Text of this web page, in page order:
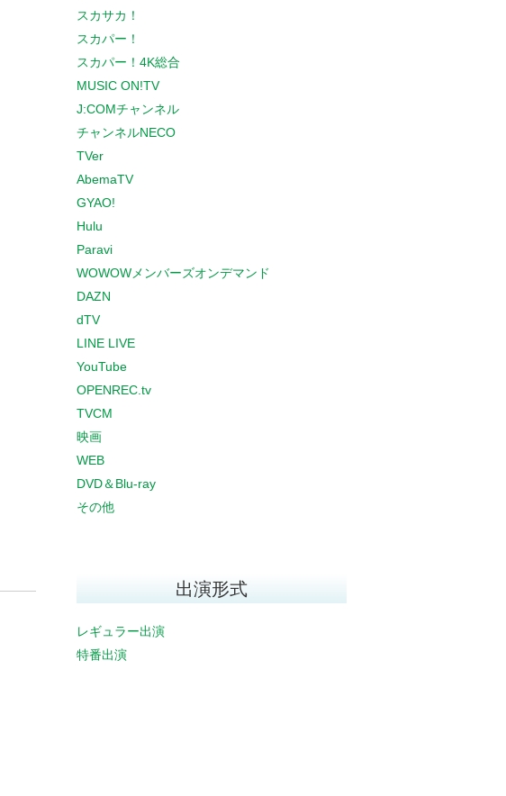
スカサカ！
スカパー！
スカパー！4K総合
MUSIC ON!TV
J:COMチャンネル
チャンネルNECO
TVer
AbemaTV
GYAO!
Hulu
Paravi
WOWOWメンバーズオンデマンド
DAZN
dTV
LINE LIVE
YouTube
OPENREC.tv
TVCM
映画
WEB
DVD＆Blu-ray
その他
出演形式
レギュラー出演
特番出演